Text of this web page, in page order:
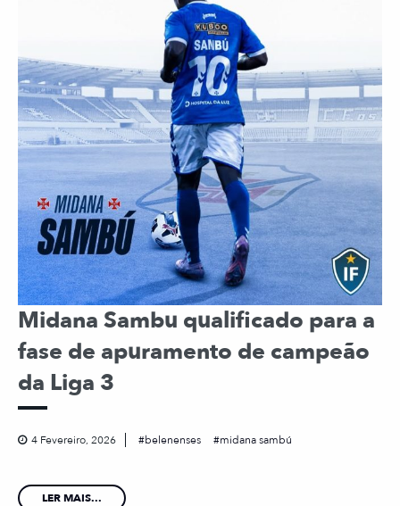
Midana Sambu qualificado para a
fase de apuramento de campeão
da Liga 3
4 Fevereiro, 2026 belenenses midana sambú
LER MAIS...